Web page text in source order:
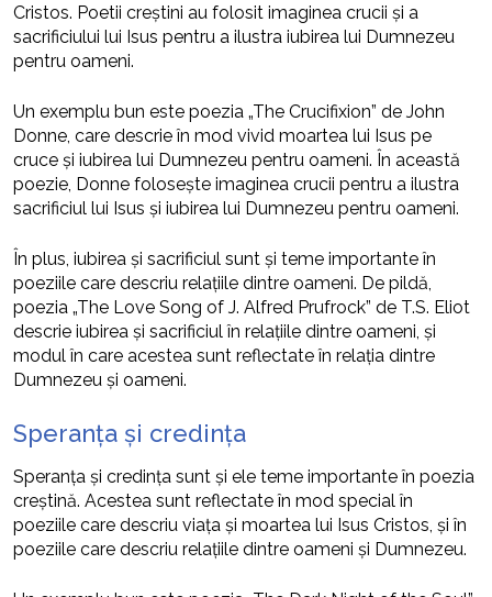
Cristos. Poetii creștini au folosit imaginea crucii și a
sacrificiului lui Isus pentru a ilustra iubirea lui Dumnezeu
pentru oameni.
Un exemplu bun este poezia „The Crucifixion” de John
Donne, care descrie în mod vivid moartea lui Isus pe
cruce și iubirea lui Dumnezeu pentru oameni. În această
poezie, Donne folosește imaginea crucii pentru a ilustra
sacrificiul lui Isus și iubirea lui Dumnezeu pentru oameni.
În plus, iubirea și sacrificiul sunt și teme importante în
poeziile care descriu relațiile dintre oameni. De pildă,
poezia „The Love Song of J. Alfred Prufrock” de T.S. Eliot
descrie iubirea și sacrificiul în relațiile dintre oameni, și
modul în care acestea sunt reflectate în relația dintre
Dumnezeu și oameni.
Speranța și credința
Speranța și credința sunt și ele teme importante în poezia
creștină. Acestea sunt reflectate în mod special în
poeziile care descriu viața și moartea lui Isus Cristos, și în
poeziile care descriu relațiile dintre oameni și Dumnezeu.